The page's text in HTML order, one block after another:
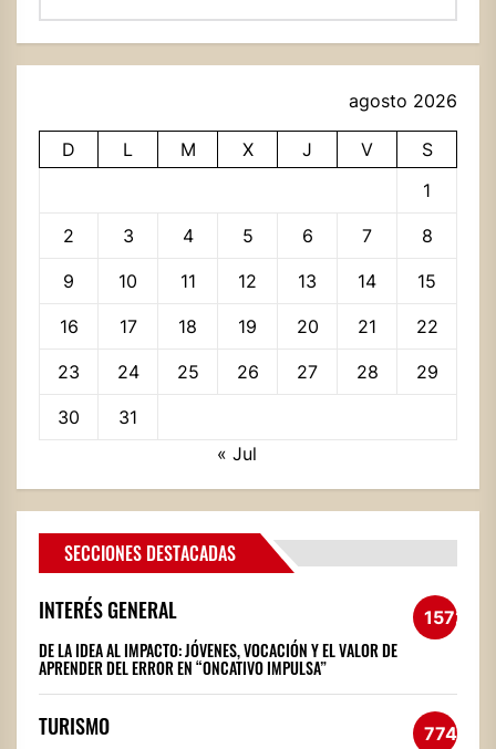
agosto 2026
D L M X J V
S
1
2 3 4 5 6 7 8
9 10 11 12 13 14 15
16 17 18 19 20 21 22
23 24 25 26 27 28 29
30
31
« Jul
SECCIONES DESTACADAS
INTERÉS GENERAL 1572
DE LA IDEA AL IMPACTO: JÓVENES, VOCACIÓN Y EL VALOR DE
APRENDER DEL ERROR EN “ONCATIVO IMPULSA”
TURISMO 774